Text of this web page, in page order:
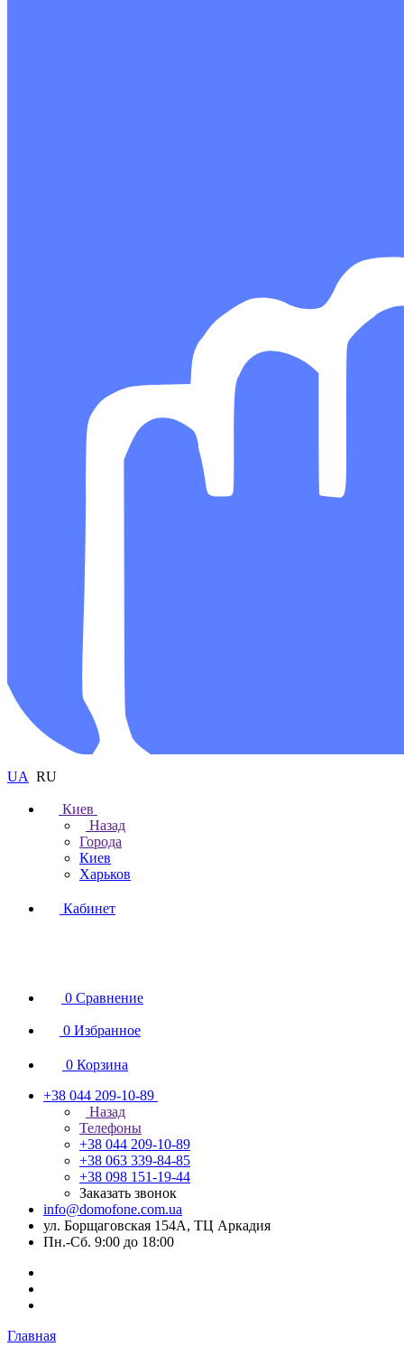
UA RU
Киев
Назад
Города
Киев
Харьков
Кабинет
0 Сравнение
0 Избранное
0 Корзина
+38 044 209-10-89
Назад
Телефоны
+38 044 209-10-89
+38 063 339-84-85
+38 098 151-19-44
Заказать звонок
info@domofone.com.ua
ул. Борщаговская 154А, ТЦ Аркадия
Пн.-Сб. 9:00 до 18:00
Главная